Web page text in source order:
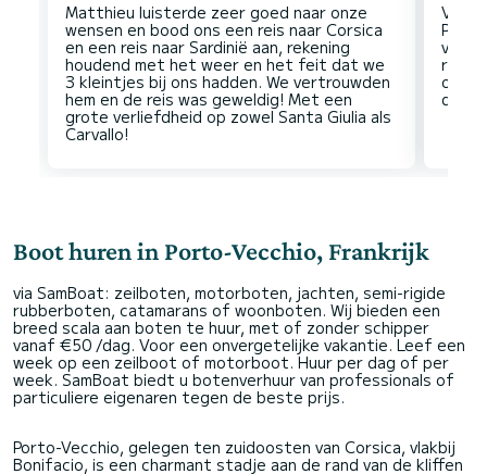
Matthieu luisterde zeer goed naar onze
wensen en bood ons een reis naar Corsica
en een reis naar Sardinië aan, rekening
houdend met het weer en het feit dat we
3 kleintjes bij ons hadden. We vertrouwden
hem en de reis was geweldig! Met een
grote verliefdheid op zowel Santa Giulia als
Via
om
Boot huren in Porto-Vecchio, Frankrijk
via SamBoat: zeilboten, motorboten, jachten, semi-rigide
rubberboten, catamarans of woonboten. Wij bieden een
breed scala aan boten te huur, met of zonder schipper
vanaf €50 /dag. Voor een onvergetelijke vakantie. Leef een
week op een zeilboot of motorboot. Huur per dag of per
week. SamBoat biedt u botenverhuur van professionals of
particuliere eigenaren tegen de beste prijs.
Porto-Vecchio, gelegen ten zuidoosten van Corsica, vlakbij
Bonifacio, is een charmant stadje aan de rand van de kliffen